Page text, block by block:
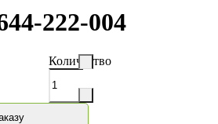
222-004
Количество